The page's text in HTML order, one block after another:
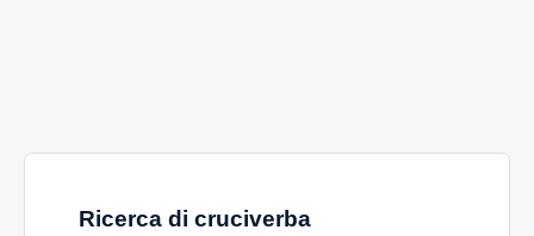
Ricerca di cruciverba